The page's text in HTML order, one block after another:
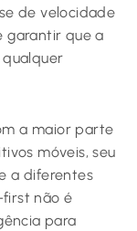
de velocidade
garantir que a
a maior parte
móveis, seu
a diferentes
não é
para